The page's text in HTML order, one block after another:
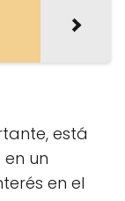
está
un
en el